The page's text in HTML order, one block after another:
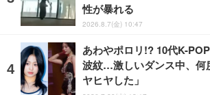
性が暴れる
2026.8.7(金) 10:47
あわやポロリ!? 10代K-
波紋…激しいダンス中、何
ヤヒヤした」